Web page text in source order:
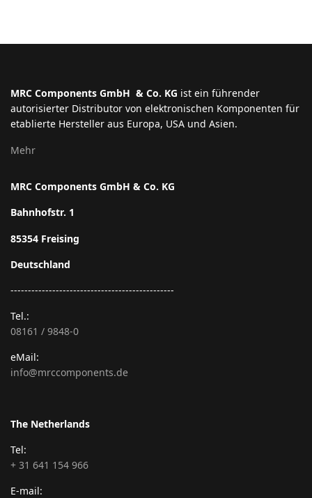
MRC Components GmbH & Co. KG ist ein führender
autorisierter Distributor von elektronischen Komponenten für
etablierte Hersteller aus Europa, USA und Asien.
Mehr
MRC Components GmbH & Co. KG
Bahnhofstr. 1
85354 Freising
Deutschland
-----------------------------------------------
Tel.:
08161 / 9848-0
eMail:
info@mrccomponents.de
The Netherlands
Tel:
+ 31 641 154 966
E-mail: